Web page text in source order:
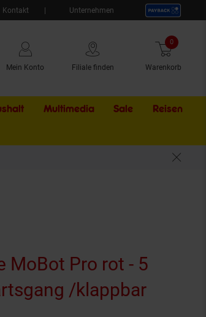
Kontakt Unternehmen
Mein Konto Filiale finden Warenkorb
0 Artikel
Multimedia Sale Externer
Reisen
MoBot Pro rot - 5
/klappbar